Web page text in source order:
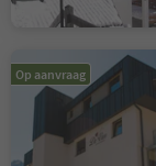
Op aanvraag